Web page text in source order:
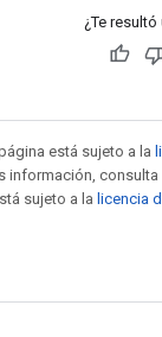
¿Te resultó
está sujeto a la
información, consulta
sujeto a la licencia